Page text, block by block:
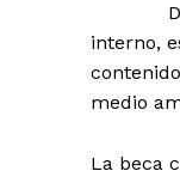
De
interno,
medio
La beca